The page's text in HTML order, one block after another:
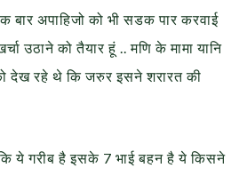
बार अपाहिजो को भी सडक पार करवाई
उठाने को तैयार हूं .. मणि के मामा यानि
देख रहे थे कि जरुर इसने शरारत की
ये गरीब है इसके 7 भाई बहन है ये किसने